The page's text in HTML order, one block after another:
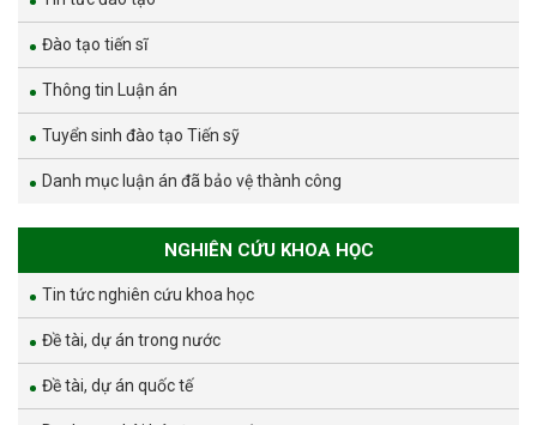
Đào tạo tiến sĩ
Thông tin Luận án
Tuyển sinh đào tạo Tiến sỹ
Danh mục luận án đã bảo vệ thành công
NGHIÊN CỨU KHOA HỌC
Tin tức nghiên cứu khoa học
Đề tài, dự án trong nước
Đề tài, dự án quốc tế